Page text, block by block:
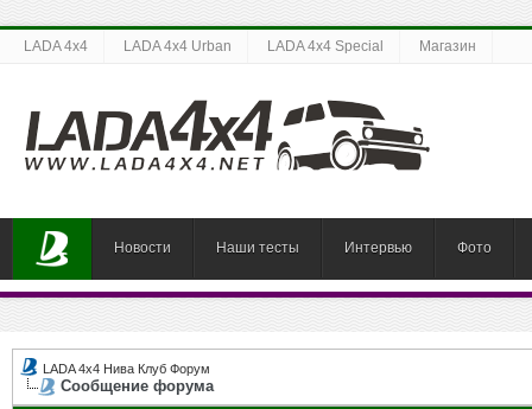
LADA 4x4 LADA 4x4 Urban LADA 4x4 Special Магазин
Новости Наши тесты Интервью Фото
LADA 4x4 Нива Клуб Форум
Сообщение форума